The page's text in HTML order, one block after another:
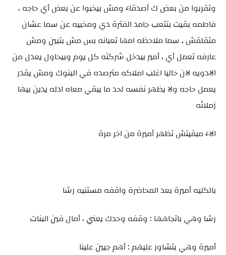
وتقربوا من بعض ك أصدقاء ومش بيخبوا عن بعض أي حاجه ،
فاطمه بقيت بتتعب جامد الفترة دي ومخبيه عن سما عشان
متقلقش ، سما ملاحظه امها تعبانه بس مش بتبين ومش
عارفه تعمل أي ، أمير بيدخل شركته كل يوم وبيحاول يعدل من
الادويه لان حاليا اغلب املاكه مترصده في البنوك ومش يقدر
يعمل حاجه ولا يظهر نفسه لحد ما يبقي معاه ادله يدين بيها
زملائه
الاء مبقيتش تظهر أميرة من اخر مرة
بالكليه أميرة بعد المحاضرة واقفه مستنيه رشا
رشا وهي باتجاهها : وقفه وحدك يعني ، أمال فين البنات
أميرة وهي بتشاور عليهم : أهم جيين علينا